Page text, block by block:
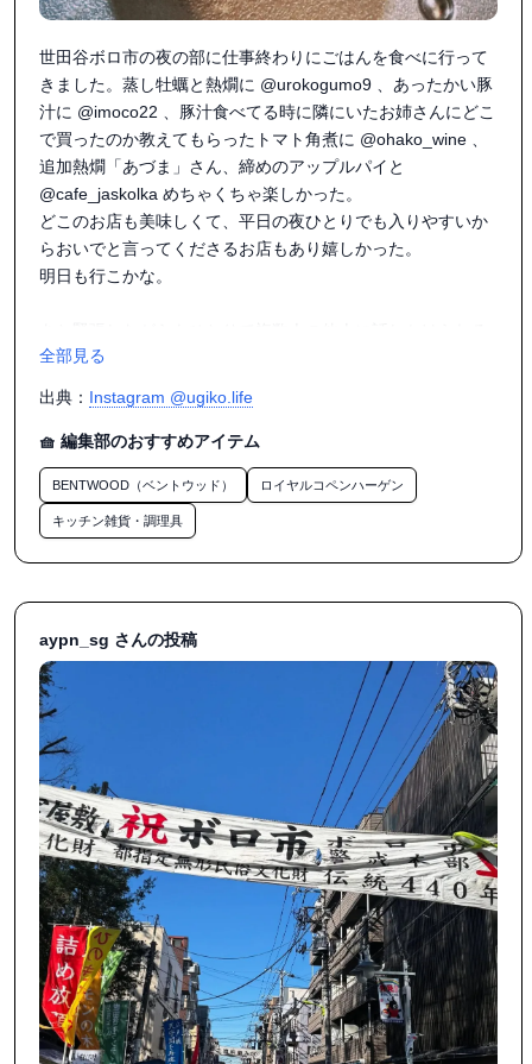
世田谷ボロ市の夜の部に仕事終わりにごはんを食べに行って
きました。蒸し牡蠣と熱燗に @urokogumo9 、あったかい豚
汁に @imoco22 、豚汁食べてる時に隣にいたお姉さんにどこ
で買ったのか教えてもらったトマト角煮に @ohako_wine 、
追加熱燗「あづま」さん、締めのアップルパイと
@cafe_jaskolka めちゃくちゃ楽しかった。
どこのお店も美味しくて、平日の夜ひとりでも入りやすいか
らおいでと言ってくださるお店もあり嬉しかった。
明日も行こかな。
ようになった自分を見直しました。やばいかもしれないと思
いつつも。やるやん。
#世田谷ボロ市
全部見る
出典： Instagram @ugiko.life
🧺 編集部のおすすめアイテム
BENTWOOD（ベントウッド） ロイヤルコペンハーゲン
キッチン雑貨・調理具
aypn_sg さんの投稿